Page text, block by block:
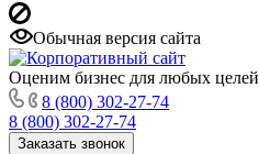
Обычная версия сайта
Оценим бизнес для любых целей
8 (800) 302-27-74
8 (800) 302-27-74
Заказать звонок